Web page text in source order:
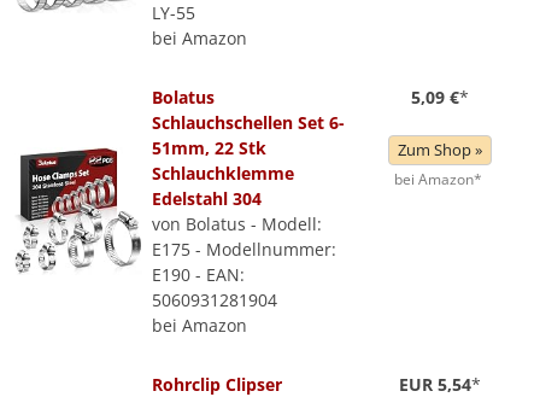
LY-55
bei Amazon
Bolatus
Schlauchschellen Set 6-
51mm, 22 Stk
Schlauchklemme
Edelstahl 304
von Bolatus - Modell:
E175 - Modellnummer:
E190 - EAN:
5060931281904
bei Amazon
5,09 €*
Zum Shop »
bei Amazon*
Rohrclip Clipser
EUR 5,54*